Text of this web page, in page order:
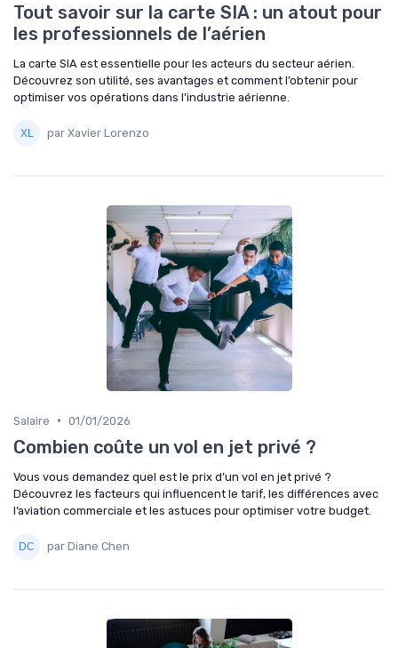
Tout savoir sur la carte SIA : un atout pour
les professionnels de l’aérien
La carte SIA est essentielle pour les acteurs du secteur aérien.
Découvrez son utilité, ses avantages et comment l’obtenir pour
optimiser vos opérations dans l’industrie aérienne.
par Xavier Lorenzo
Salaire • 01/01/2026
Combien coûte un vol en jet privé ?
Vous vous demandez quel est le prix d’un vol en jet privé ?
Découvrez les facteurs qui influencent le tarif, les différences avec
l’aviation commerciale et les astuces pour optimiser votre budget.
par Diane Chen